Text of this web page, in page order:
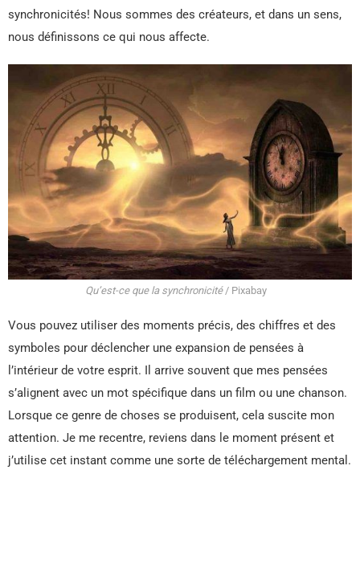
synchronicités! Nous sommes des créateurs, et dans un sens,
nous définissons ce qui nous affecte.
Qu’est-ce que la synchronicité/ Pixabay
Vous pouvez utiliser des moments précis, des chiffres et des
symboles pour déclencher une expansion de pensées à
l’intérieur de votre esprit. Il arrive souvent que mes pensées
s’alignent avec un mot spécifique dans un film ou une chanson.
Lorsque ce genre de choses se produisent, cela suscite mon
attention. Je me recentre, reviens dans le moment présent et
j’utilise cet instant comme une sorte de téléchargement mental.